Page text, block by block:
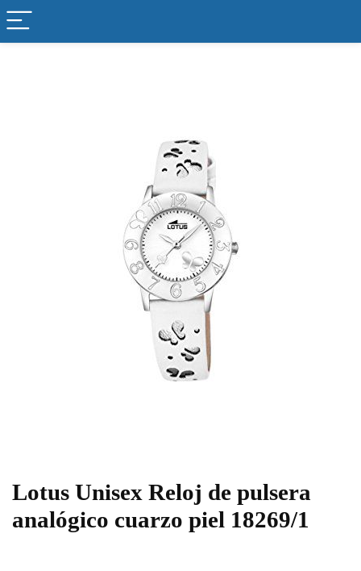
Lotus Unisex Reloj de pulsera
analógico cuarzo piel 18269/1